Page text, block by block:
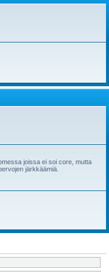
joissa ei soi core, mutta
järkkäämiä.